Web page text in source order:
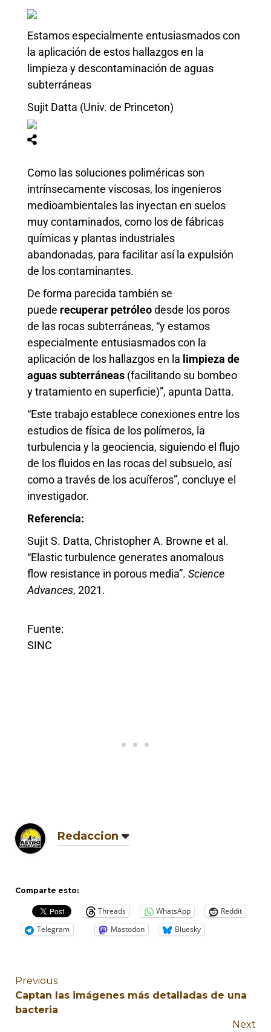
Estamos especialmente entusiasmados con
la aplicación de estos hallazgos en la
limpieza y descontaminación de aguas
subterráneas
Sujit Datta (Univ. de Princeton)
Como las soluciones poliméricas son
intrínsecamente viscosas, los ingenieros
medioambientales las inyectan en suelos
muy contaminados, como los de fábricas
químicas y plantas industriales
abandonadas, para facilitar así la expulsión
de los contaminantes.
De forma parecida también se
puede recuperar petróleodesde los poros
de las rocas subterráneas, “y estamos
especialmente entusiasmados con la
aplicación de los hallazgos en la limpieza de
aguas subterráneas (facilitando su bombeo
y tratamiento en superficie)”, apunta Datta.
“Este trabajo establece conexiones entre los
estudios de física de los polímeros, la
turbulencia y la geociencia, siguiendo el flujo
de los fluidos en las rocas del subsuelo, así
como a través de los acuíferos”, concluye el
investigador.
Referencia:
Sujit S. Datta, Christopher A. Browne et al.
“Elastic turbulence generates anomalous
flow resistance in porous media”. Science
Advances, 2021.
Fuente:
SINC
Redaccion
Comparte esto:
Threads WhatsApp
Reddit
Telegram
Mastodon Bluesky
Previous
Captan las imágenes más detalladas de una
bacteria
Next